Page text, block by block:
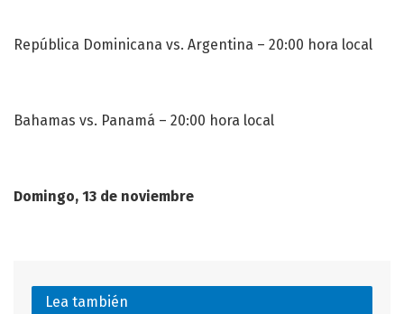
República Dominicana vs. Argentina – 20:00 hora local
Bahamas vs. Panamá – 20:00 hora local
Domingo, 13 de noviembre
Lea también